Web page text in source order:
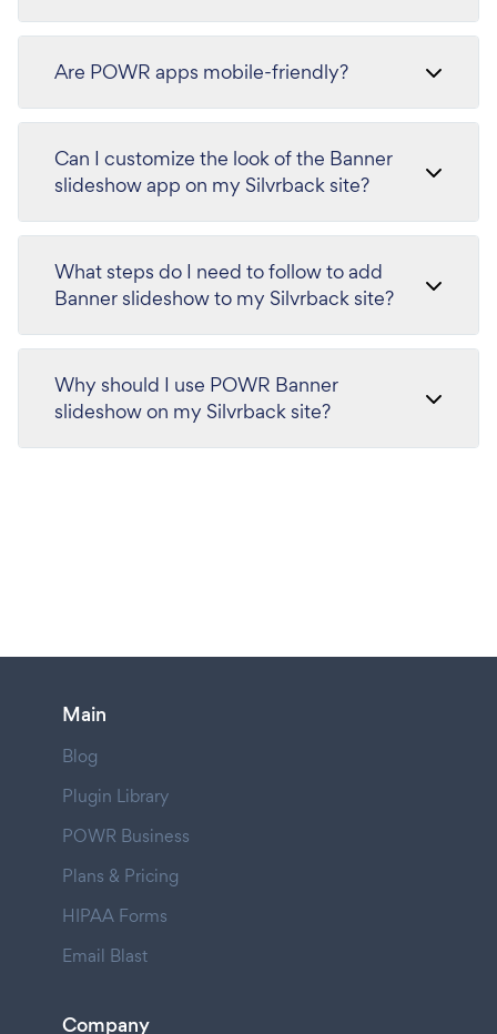
Are POWR apps mobile-friendly?
Can I customize the look of the Banner
slideshow app on my Silvrback site?
What steps do I need to follow to add
Banner slideshow to my Silvrback site?
Why should I use POWR Banner
slideshow on my Silvrback site?
Main
Blog
Plugin Library
POWR Business
Plans & Pricing
HIPAA Forms
Email Blast
Company